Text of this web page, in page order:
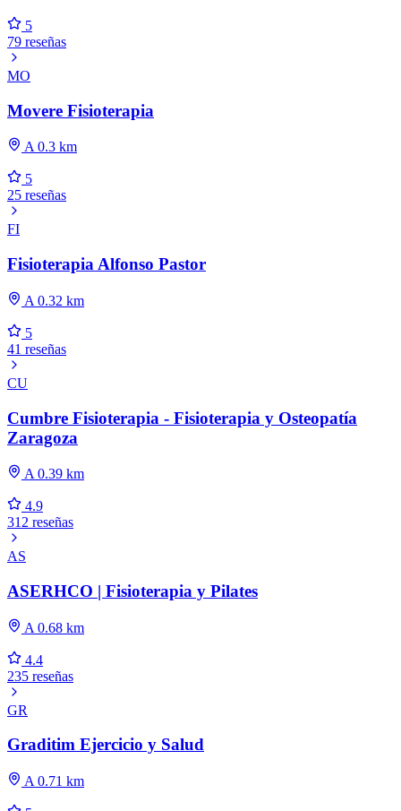
5
79 reseñas
MO
Movere Fisioterapia
A 0.3 km
5
25 reseñas
FI
Fisioterapia Alfonso Pastor
A 0.32 km
5
41 reseñas
CU
Cumbre Fisioterapia - Fisioterapia y Osteopatía
Zaragoza
A 0.39 km
4.9
312 reseñas
AS
ASERHCO | Fisioterapia y Pilates
A 0.68 km
4.4
235 reseñas
GR
Graditim Ejercicio y Salud
A 0.71 km